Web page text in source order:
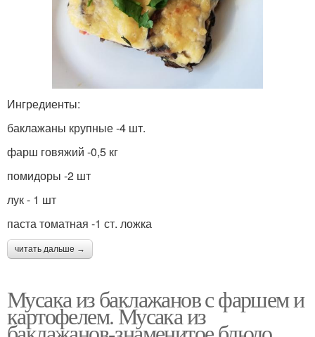
Ингредиенты:
баклажаны крупные -4 шт.
фарш говяжий -0,5 кг
помидоры -2 шт
лук - 1 шт
паста томатная -1 ст. ложка
читать дальше →
Мусака из баклажанов с фаршем и
картофелем. Мусака из